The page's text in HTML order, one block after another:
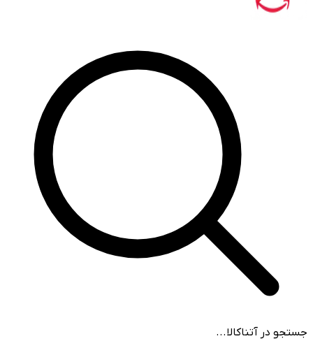
جستجو در آتناکالا...